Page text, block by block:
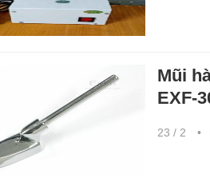
Mũi
EXF-
23 / 2